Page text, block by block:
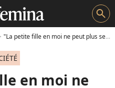
search
"La petite fille en moi ne peut plus se taire" : Judith Godrèche parle et il faut l'écouter
en moi ne